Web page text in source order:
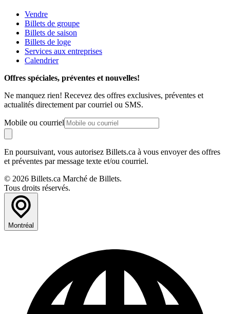
Vendre
Billets de groupe
Billets de saison
Billets de loge
Services aux entreprises
Calendrier
Offres spéciales, préventes et nouvelles!
Ne manquez rien! Recevez des offres exclusives, préventes et
actualités directement par courriel ou SMS.
Mobile ou courriel
En poursuivant, vous autorisez Billets.ca à vous envoyer des offres
et préventes par message texte et/ou courriel.
© 2026 Billets.ca Marché de Billets.
Tous droits réservés.
Montréal